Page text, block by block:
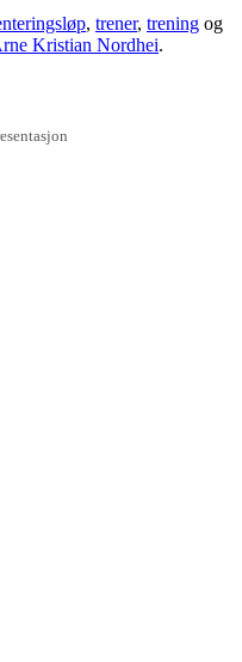
, trener, trening og
Kristian Nordhei.